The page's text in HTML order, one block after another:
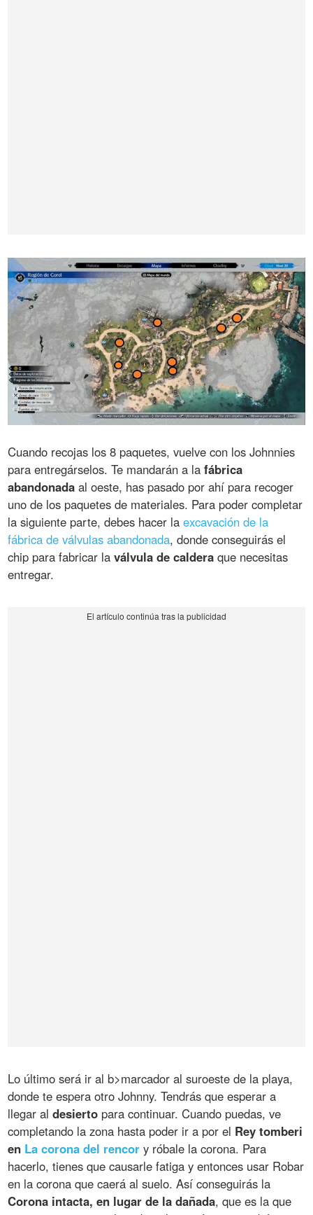
Cuando recojas los 8 paquetes, vuelve con los Johnnies
para entregárselos. Te mandarán a lafábrica
abandonada al oeste, has pasado por ahí para recoger
uno de los paquetes de materiales. Para poder completar
la siguiente parte, debes hacer laexcavación de la
fábrica de válvulas abandonada, donde conseguirás el
chip para fabricar laválvula de caldera que necesitas
entregar.
Lo último será ir al b>marcador al suroeste de la playa,
donde te espera otro Johnny. Tendrás que esperar a
llegar aldesierto para continuar. Cuando puedas, ve
completando la zona hasta poder ir a por el Rey tomberi
en La corona del rencor y róbale la corona. Para
hacerlo, tienes que causarle fatiga y entonces usar Robar
en la corona que caerá al suelo. Así conseguirás la
Corona intacta, en lugar de la dañada, que es la que